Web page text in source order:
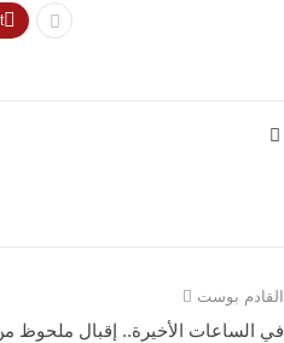
القادم بوست
في الساعات الأخيرة.. إقبال ملحوظ من